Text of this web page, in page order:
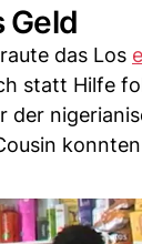
Geld
das Los
statt Hilfe
der